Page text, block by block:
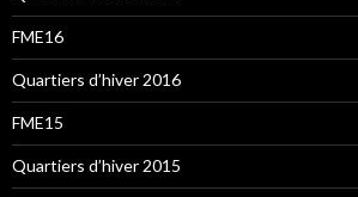
FME16
Quartiers d’hiver 2016
FME15
Quartiers d’hiver 2015